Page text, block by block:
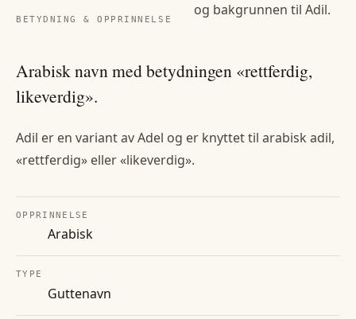
BETYDNING & OPPRINNELSE
og bakgrunnen til Adil.
Arabisk navn med betydningen «rettferdig,
likeverdig».
Adil er en variant av Adel og er knyttet til arabisk adil,
«rettferdig» eller «likeverdig».
OPPRINNELSE
Arabisk
TYPE
Guttenavn